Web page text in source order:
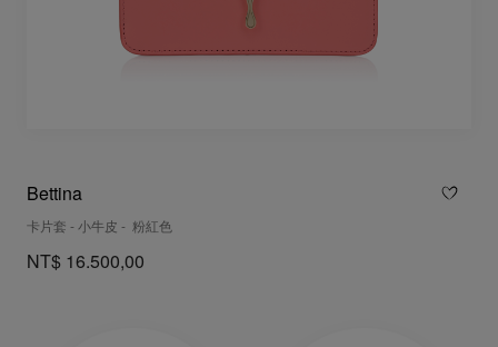
Bettina
卡片套 - 小牛皮 - 粉紅色
NT$ 16.500,00